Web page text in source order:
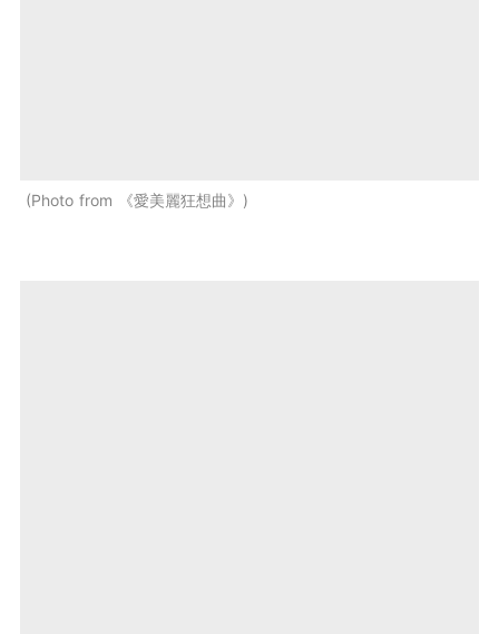
Photo from 《愛美麗狂想曲》